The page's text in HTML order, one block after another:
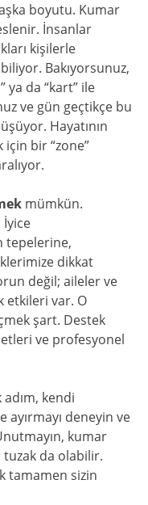
boyutu. Kumar
İnsanlar
kişilerle
Bakıyorsunuz,
ya da “kart” ile
ve gün geçtikçe bu
Hayatının
bir “zone”
mümkün.
tepelerine,
dikkat
değil; aileler ve
etkileri var. O
şart. Destek
ve profesyonel
adım, kendi
ayırmayı deneyin ve
kumar
da olabilir.
tamamen sizin